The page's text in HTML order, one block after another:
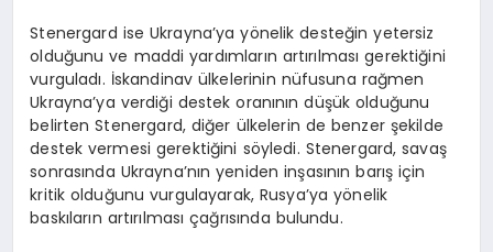
Stenergard ise Ukrayna’ya yönelik desteğin yetersiz
olduğunu ve maddi yardımların artırılması gerektiğini
vurguladı. İskandinav ülkelerinin nüfusuna rağmen
Ukrayna’ya verdiği destek oranının düşük olduğunu
belirten Stenergard, diğer ülkelerin de benzer şekilde
destek vermesi gerektiğini söyledi. Stenergard, savaş
sonrasında Ukrayna’nın yeniden inşasının barış için
kritik olduğunu vurgulayarak, Rusya’ya yönelik
baskıların artırılması çağrısında bulundu.